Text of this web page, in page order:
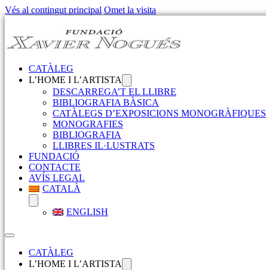
Vés al contingut principal Omet la visita
CATÀLEG
L’HOME I L’ARTISTA
DESCARREGA’T EL LLIBRE
BIBLIOGRAFIA BÀSICA
CATÀLEGS D’EXPOSICIONS MONOGRÀFIQUES
MONOGRAFIES
BIBLIOGRAFIA
LLIBRES IL·LUSTRATS
FUNDACIÓ
CONTACTE
AVÍS LEGAL
CATALÀ
ENGLISH
CATÀLEG
L’HOME I L’ARTISTA